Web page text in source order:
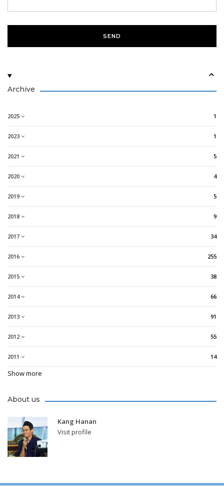
Archive
2025 1
2023 1
2021 5
2020 4
2019 5
2018 9
2017 34
2016 255
2015 38
2014 66
2013 91
2012 55
2011 14
Show more
About us
Kang Hanan
Visit profile